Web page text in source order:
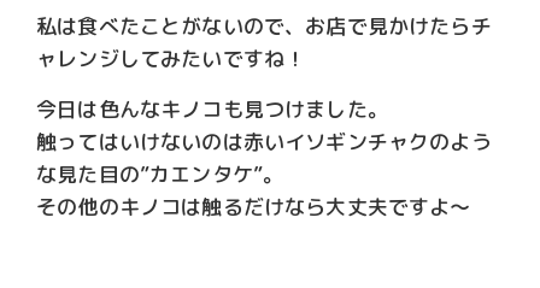
私は食べたことがないので、お店で見かけたらチ
ャレンジしてみたいですね！
今日は色んなキノコも見つけました。
触ってはいけないのは赤いイソギンチャクのよう
な見た目の”カエンタケ”。
その他のキノコは触るだけなら大丈夫ですよ～